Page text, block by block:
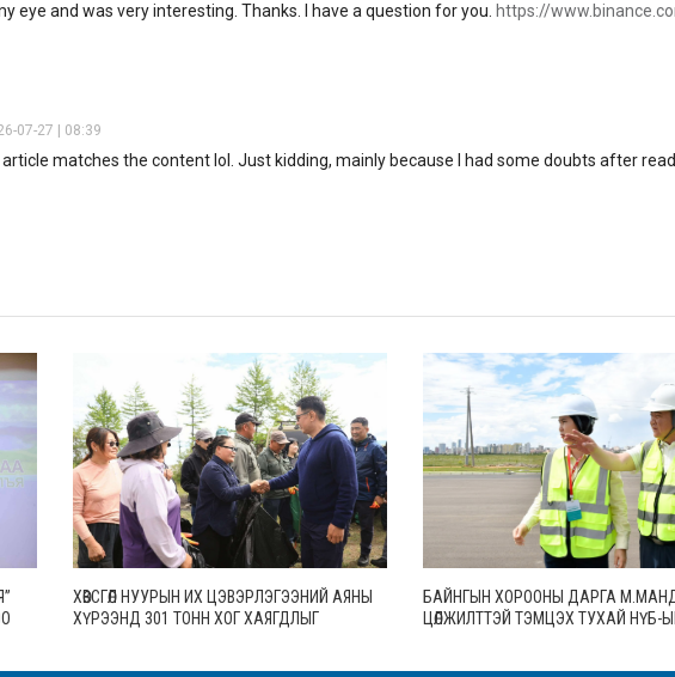
eye and was very interesting. Thanks. I have a question for you. https://
07-27 | 08:39
article matches the content lol. Just kidding, mainly because I had some doubts after
ХӨВСГӨЛ НУУРЫН ИХ ЦЭВЭРЛЭГЭЭНИЙ АЯНЫ
ХҮРЭЭНД 301 ТОНН ХОГ ХАЯГДЛЫГ
БАЙНГЫН ХОРООНЫ ДАРГА
ЦӨЛЖИЛТТЭЙ ТЭМЦЭХ ТУХАЙ НҮБ-